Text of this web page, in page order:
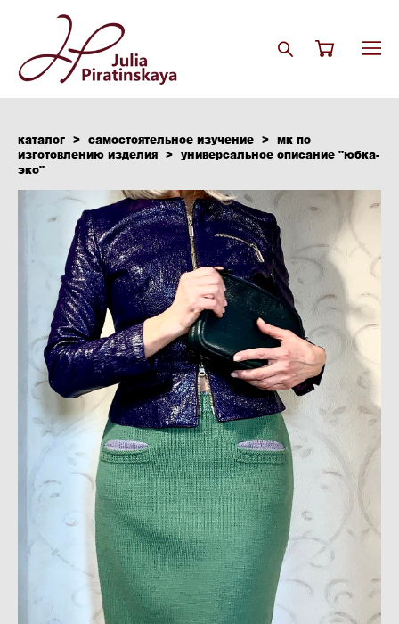
каталог > самостоятельное изучение > мк по
изготовлению изделия > универсальное описание "юбка-
эко"